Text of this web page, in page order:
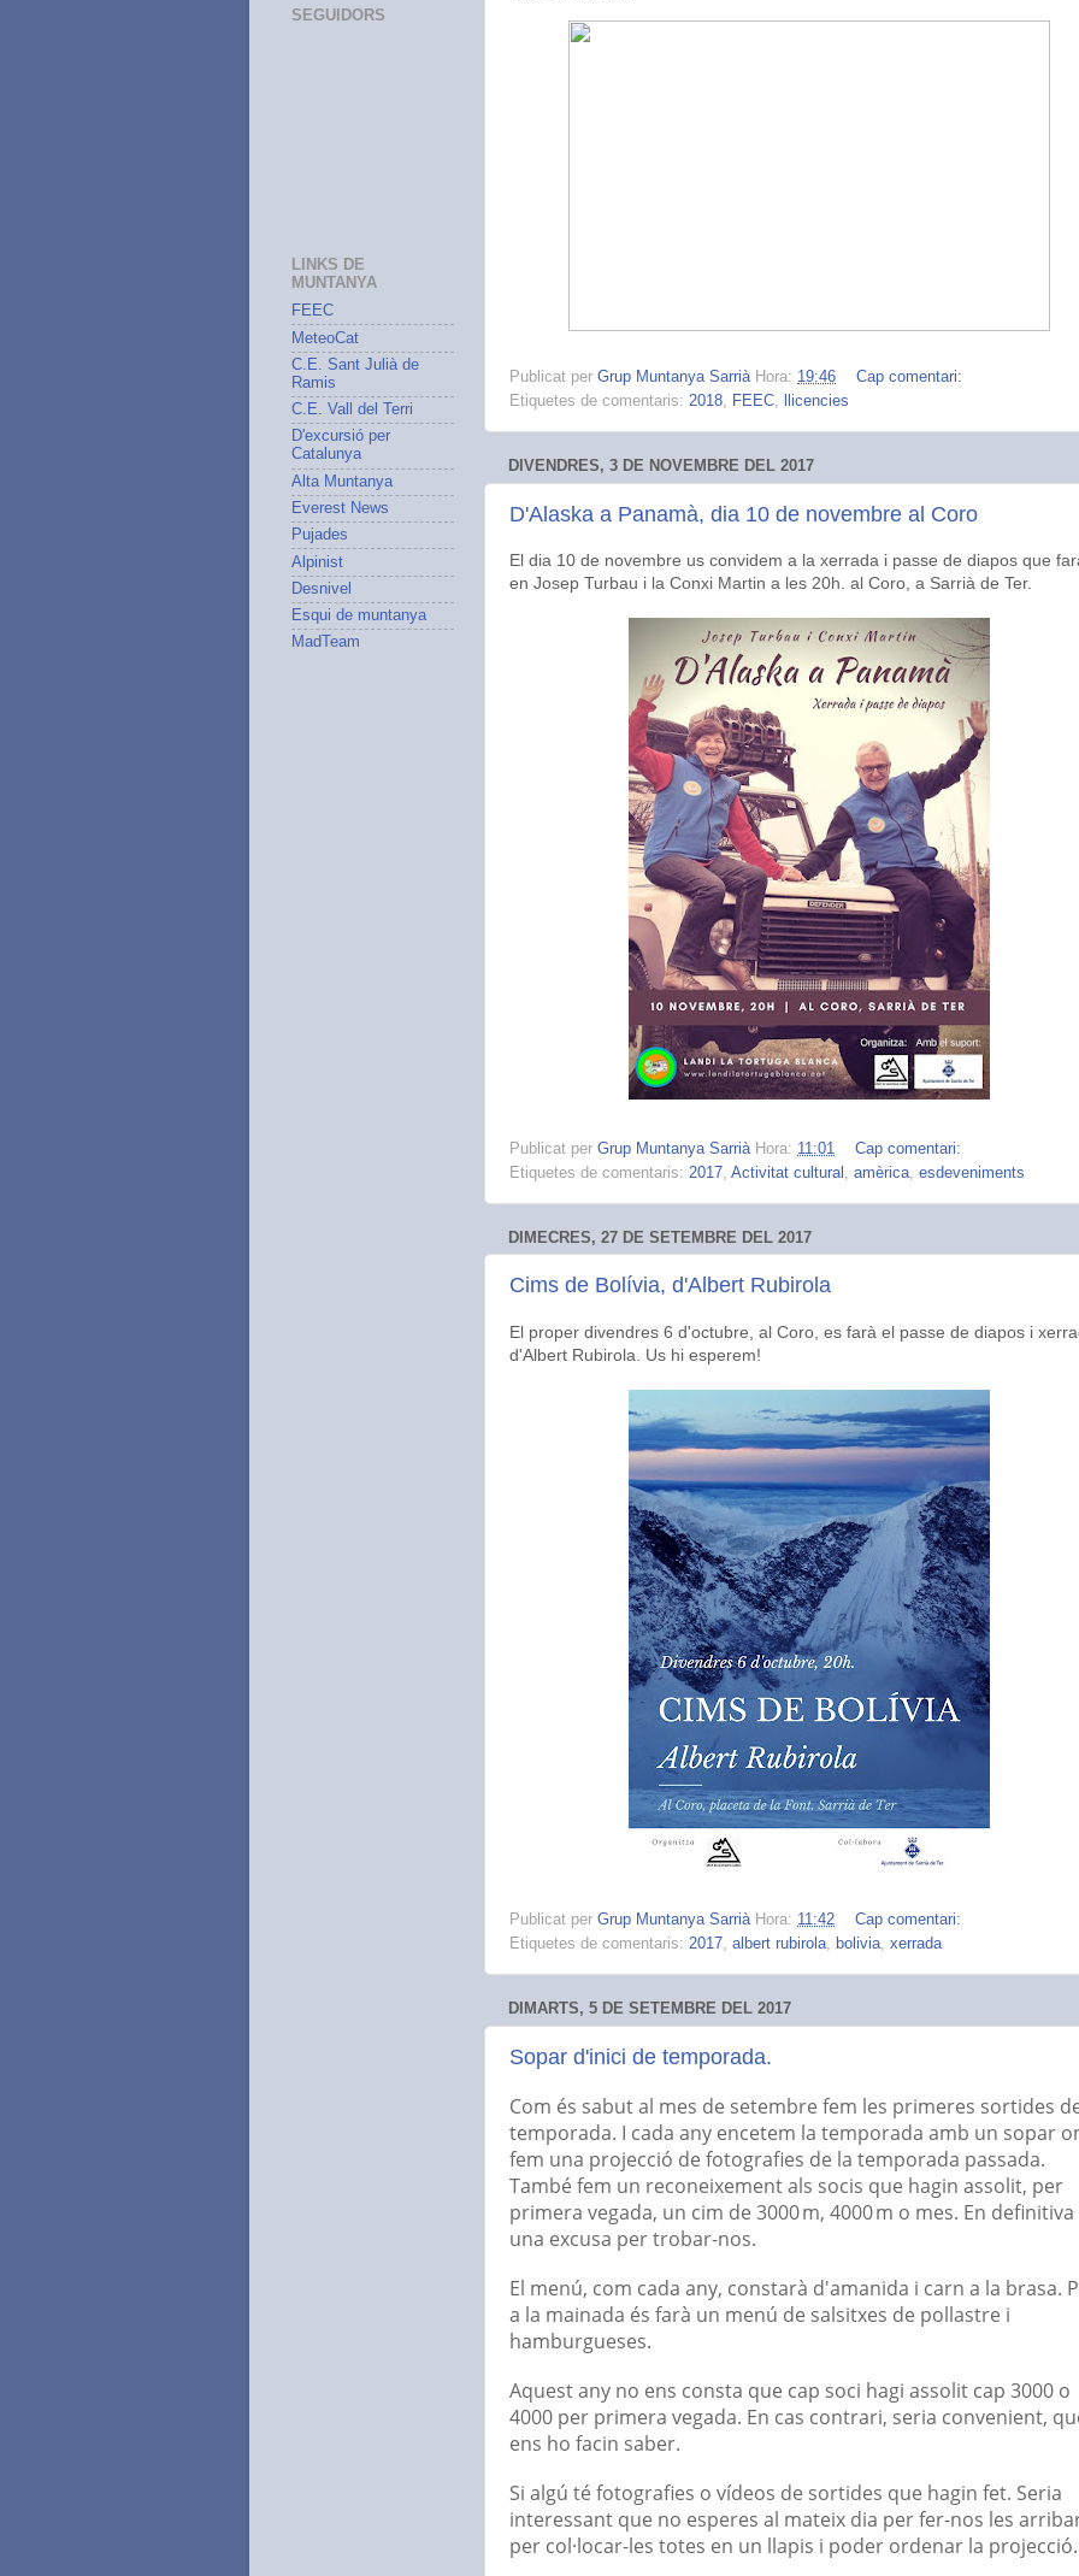
Publicat per Grup Muntanya Sarrià Hora: 19:46
Cap comentari:
Etiquetes de comentaris: 2018, FEEC, llicencies
DIVENDRES, 3 DE NOVEMBRE DEL 2017
D'Alaska a Panamà, dia 10 de novembre al Coro
El dia 10 de novembre us convidem a la xerrada i passe de diapos que
en Josep Turbau i la Conxi Martin a les 20h. al Coro, a Sarrià de Ter.
Publicat per Grup Muntanya Sarrià Hora: 11:01
Cap comentari:
Etiquetes de comentaris: 2017 Activitat cultural amèrica esdeveniments
DIMECRES, 27 DE SETEMBRE DEL 2017
Cims de Bolívia, d'Albert Rubirola
El proper divendres 6 d'octubre, al Coro, es farà el passe de diapos i
d'Albert Rubirola. Us hi esperem!
Publicat per Grup Muntanya Sarrià Hora: 11:42
Cap comentari:
Etiquetes de comentaris: 2017, albert rubirola, bolivia, xerrada
DIMARTS, 5 DE SETEMBRE DEL 2017
Sopar d'inici de temporada.
Com és sabut al mes de setembre fem les primeres sortides
temporada. I cada any encetem la temporada amb un sopar
fem una projecció de fotografies de la temporada passada.
També fem un reconeixement als socis que hagin assolit, per
primera vegada, un cim de 3000 m, 4000 m o mes. En definitiva
una excusa per trobar-nos.
El menú, com cada any, constarà d'amanida i carn a la brasa.
a la mainada és farà un menú de salsitxes de pollastre i
hamburgueses.
Aquest any no ens consta que cap soci hagi assolit cap 3000 o
4000 per primera vegada. En cas contrari, seria convenient,
ens ho facin saber.
Si algú té fotografies o vídeos de sortides que hagin fet. Seria
interessant que no esperes al mateix dia per fer-nos les
per col·locar-les totes en un llapis i poder ordenar la projecció.
SEGUIDORS
LINKS DE
MUNTANYA
FEEC
MeteoCat
C.E. Sant Julià de
Ramis
C.E. Vall del Terri
D'excursió per
Catalunya
Alta Muntanya
Everest News
Pujades
Alpinist
Desnivel
Esqui de muntanya
MadTeam